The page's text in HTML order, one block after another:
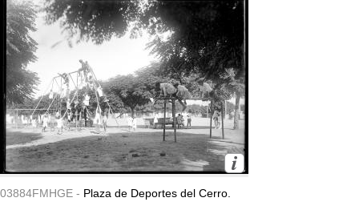
03884FMHGE - Plaza de Deportes del Cerro.